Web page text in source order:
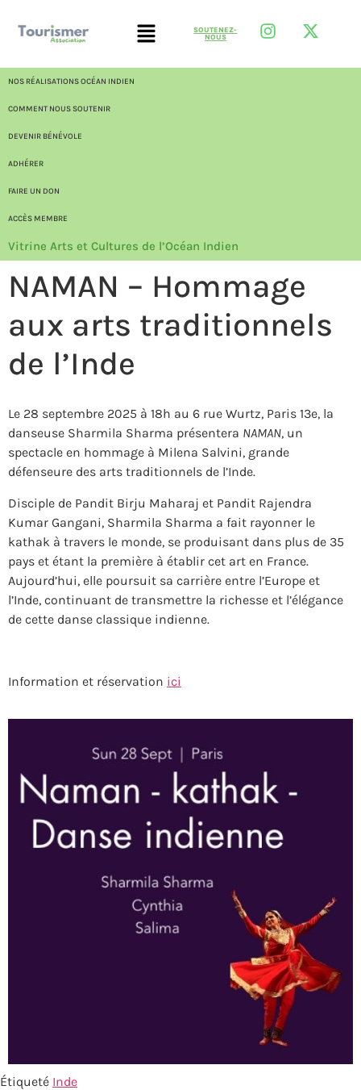
SOUTENEZ-
NOUS
NOS RÉALISATIONS OCÉAN INDIEN
COMMENT NOUS SOUTENIR
DEVENIR BÉNÉVOLE
ADHÉRER
FAIRE UN DON
ACCÈS MEMBRE
Vitrine Arts et Cultures de l’Océan Indien
NAMAN – Hommage
aux arts traditionnels
de l’Inde
Le 28 septembre 2025 à 18h au 6 rue Wurtz, Paris 13e, la
danseuse Sharmila Sharma présentera NAMAN, un
spectacle en hommage à Milena Salvini, grande
défenseure des arts traditionnels de l’Inde.
Disciple de Pandit Birju Maharaj et Pandit Rajendra
Kumar Gangani, Sharmila Sharma a fait rayonner le
kathak à travers le monde, se produisant dans plus de 35
pays et étant la première à établir cet art en France.
Aujourd’hui, elle poursuit sa carrière entre l’Europe et
l’Inde, continuant de transmettre la richesse et l’élégance
de cette danse classique indienne.
Information et réservation ici
Étiqueté Inde